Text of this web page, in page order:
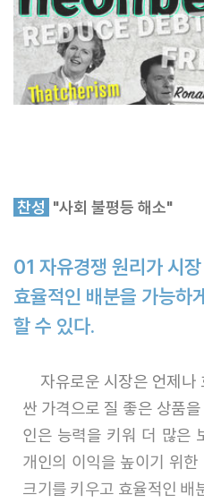
찬성 "사회 불평등 해소"
01 자유경쟁 원리가 시
효율적인 배분을 가능하
할 수 있다.
자유로운 시장은 언제나 효율적이다. 기업들은 좀 더
싼 가격으로 질 좋은 상품
인은 능력을 키워 더 많은
개인의 이익을 높이기 위
크기를 키우고 효율적인 배